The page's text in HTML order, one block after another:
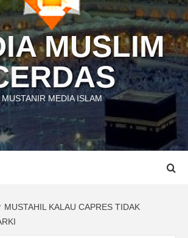
MUSLIM
MUSTANIR MEDIA ISLAM
MUSTAHIL KALAU CAPRES TIDAK